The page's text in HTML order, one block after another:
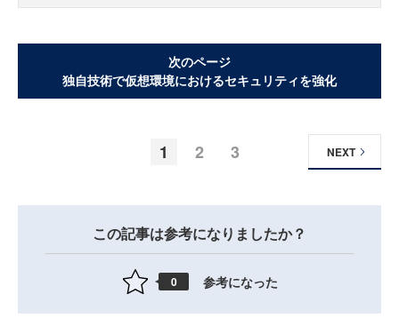
次のページ
独自技術で仮想環境におけるセキュリティを強化
1 2 3 NEXT
この記事は参考になりましたか？
0 参考になった